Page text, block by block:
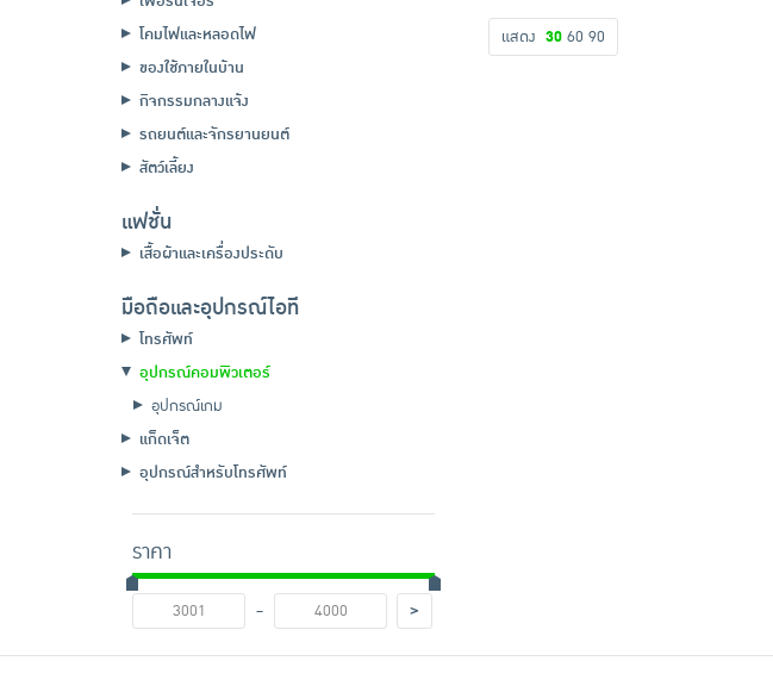
โคมไฟและหลอดไฟ
ของใช้ภายในบ้าน
กิจกรรมกลางแจ้ง
รถยนต์และจักรยานยนต์
สัตว์เลี้ยง
แฟชั่น
เสื้อผ้าและเครื่องประดับ
มือถือและอุปกรณ์ไอที
โทรศัพท์
อุปกรณ์คอมพิวเตอร์
อุปกรณ์เกม
แก็ดเจ็ต
อุปกรณ์สำหรับโทรศัพท์
ราคา
-
>
แสดง 30 60 90